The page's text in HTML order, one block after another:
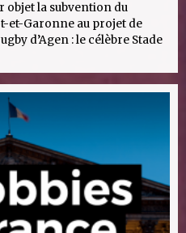
objet la subvention du
et-Garonne au projet de
d’Agen : le célèbre Stade